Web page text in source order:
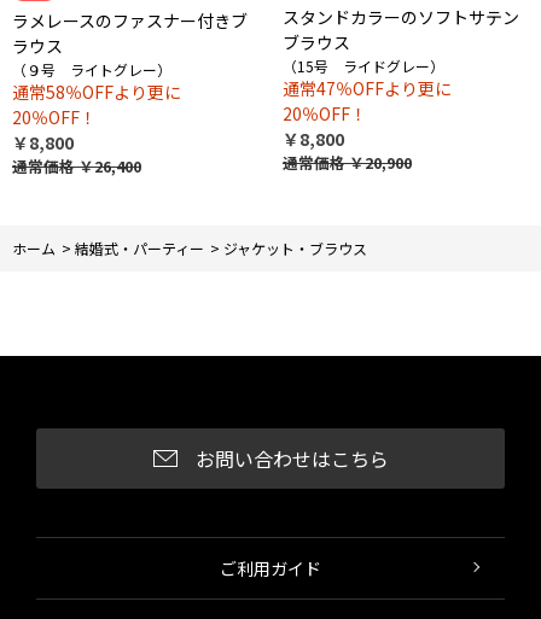
ラメレースのファスナー付きブ
ラウス
（９号 ライトグレー）
通常58％OFFより更に
20％OFF！
￥8,800
通常価格￥26,400
スタンドカラーのソフトサテン
ブラウス
（15号 ライドグレー）
通常47％OFFより更に
20％OFF！
￥8,800
通常価格￥20,900
ホーム > 結婚式・パーティー > ジャケット・ブラウス
お問い合わせはこちら
ご利用ガイド